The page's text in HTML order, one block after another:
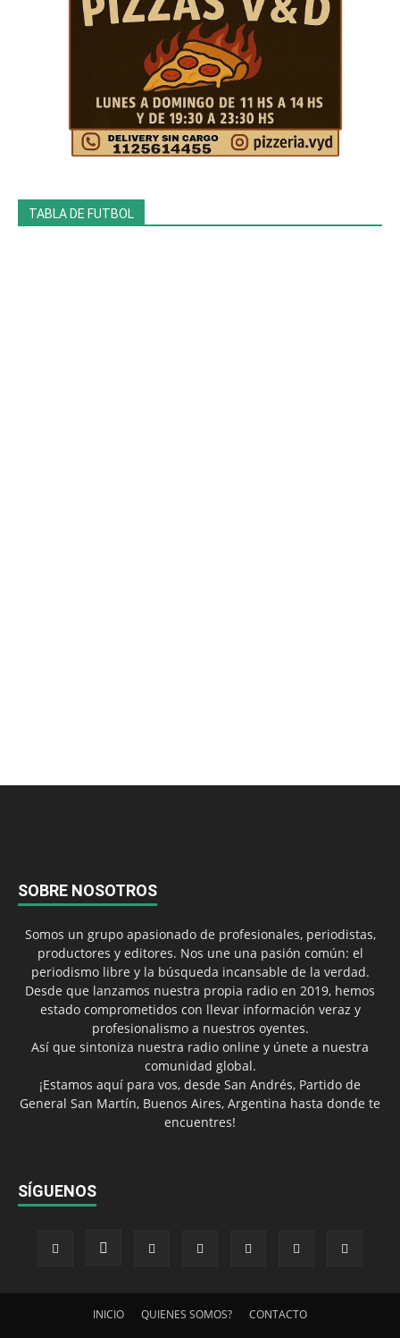
TABLA DE FUTBOL
SOBRE NOSOTROS
Somos un grupo apasionado de profesionales, periodistas,
productores y editores. Nos une una pasión común: el
periodismo libre y la búsqueda incansable de la verdad.
Desde que lanzamos nuestra propia radio en 2019, hemos
estado comprometidos con llevar información veraz y
profesionalismo a nuestros oyentes.
Así que sintoniza nuestra radio online y únete a nuestra
comunidad global.
¡Estamos aquí para vos, desde San Andrés, Partido de
General San Martín, Buenos Aires, Argentina hasta donde te
encuentres!
SÍGUENOS
INICIO QUIENES SOMOS? CONTACTO